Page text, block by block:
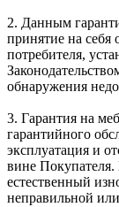
2. Данным
принятие на себя
потребителя,
обнаружения
3. Гарантия на
гарантийного
эксплуатация и
вине Покупателя.
естественный
неправильной